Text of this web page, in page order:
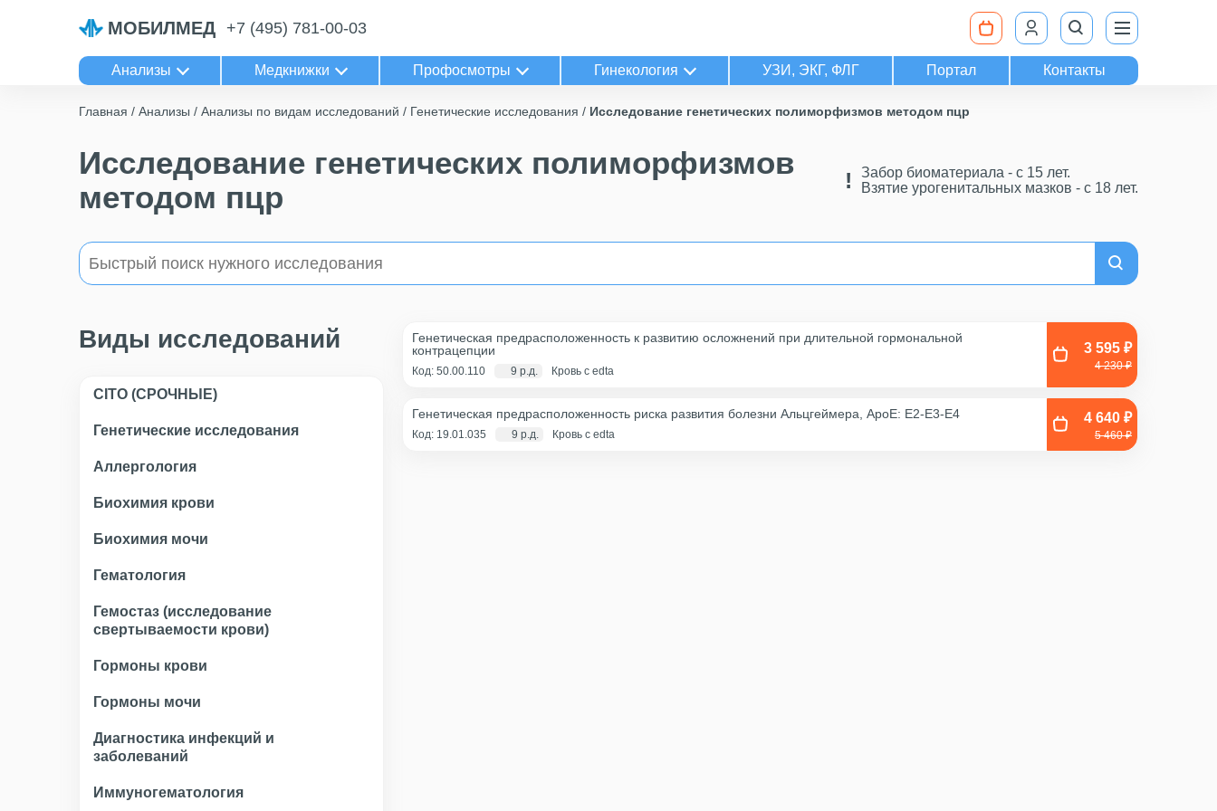
МОБИЛМЕД +7 (495) 781-00-03
Анализы Медкнижки Профосмотры Гинекология УЗИ, ЭКГ, ФЛГ Портал Контакты
Главная Анализы Анализы по видам исследований Генетические исследования Исследование генетических полиморфизмов методом пцр
Исследование генетических полиморфизмов
методом пцр
Забор биоматериала - c 15 лет.
Взятие урогенитальных мазков - с 18 лет.
Виды исследований
CITO (СРОЧНЫЕ)
Генетические исследования
Аллергология
Биохимия крови
Биохимия мочи
Гематология
Гемостаз (исследование
свертываемости крови)
Гормоны крови
Гормоны мочи
Диагностика инфекций и
заболеваний
Иммуногематология
Генетическая предрасположенность к развитию осложнений при длительной гормональной
контрацепции
Код: 50.00.110 9 р.д. Кровь с edta
3 595 ₽
4 230 ₽
Генетическая предрасположенность риска развития болезни Альцгеймера, ApoE: Е2-Е3-Е4
Код: 19.01.035 9 р.д. Кровь с edta
4 640 ₽
5 460 ₽